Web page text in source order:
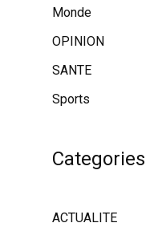
Monde
OPINION
SANTE
Sports
Categories
ACTUALITE